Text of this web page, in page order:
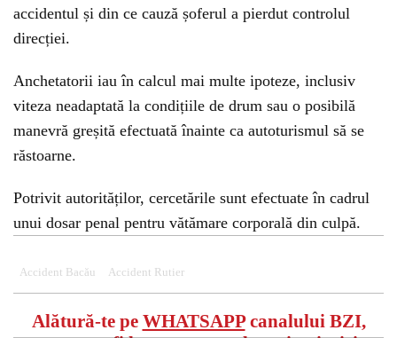
accidentul și din ce cauză șoferul a pierdut controlul
direcției.
Anchetatorii iau în calcul mai multe ipoteze, inclusiv
viteza neadaptată la condițiile de drum sau o posibilă
manevră greșită efectuată înainte ca autoturismul să se
răstoarne.
Potrivit autorităților, cercetările sunt efectuate în cadrul
unui dosar penal pentru vătămare corporală din culpă.
Accident Bacău Accident Rutier
Alătură-te pe WHATSAPPcanalului BZI,